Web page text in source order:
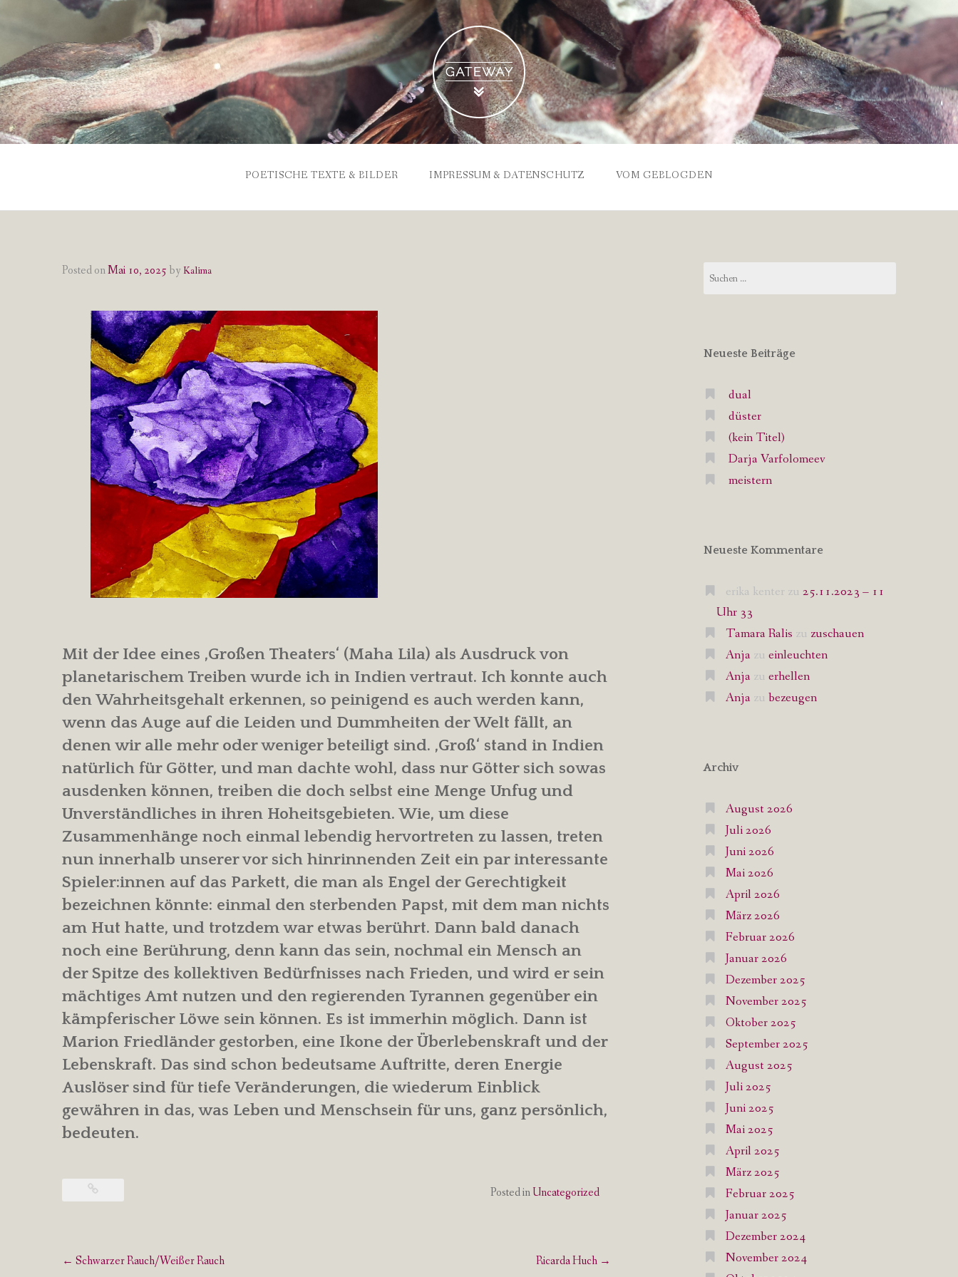
POETISCHE TEXTE & BILDER IMPRESSUM & DATENSCHUTZ VOM GEBLOGDEN
Posted onMai 10, 2025 by Kalima
Mit der Idee eines ‚Großen Theaters‘ (Maha Lila) als Ausdruck von
planetarischem Treiben wurde ich in Indien vertraut. Ich konnte auch
den Wahrheitsgehalt erkennen, so peinigend es auch werden kann,
wenn das Auge auf die Leiden und Dummheiten der Welt fällt, an
denen wir alle mehr oder weniger beteiligt sind. ‚Groß‘ stand in Indien
natürlich für Götter, und man dachte wohl, dass nur Götter sich sowas
ausdenken können, treiben die doch selbst eine Menge Unfug und
Unverständliches in ihren Hoheitsgebieten. Wie, um diese
Zusammenhänge noch einmal lebendig hervortreten zu lassen, treten
nun innerhalb unserer vor sich hinrinnenden Zeit ein par interessante
Spieler:innen auf das Parkett, die man als Engel der Gerechtigkeit
bezeichnen könnte: einmal den sterbenden Papst, mit dem man nichts
am Hut hatte, und trotzdem war etwas berührt. Dann bald danach
noch eine Berührung, denn kann das sein, nochmal ein Mensch an
der Spitze des kollektiven Bedürfnisses nach Frieden, und wird er sein
mächtiges Amt nutzen und den regierenden Tyrannen gegenüber ein
kämpferischer Löwe sein können. Es ist immerhin möglich. Dann ist
Marion Friedländer gestorben, eine Ikone der Überlebenskraft und der
Lebenskraft. Das sind schon bedeutsame Auftritte, deren Energie
Auslöser sind für tiefe Veränderungen, die wiederum Einblick
gewähren in das, was Leben und Menschsein für uns, ganz persönlich,
bedeuten.
Posted inUncategorized
Post
← Schwarzer Rauch/Weißer Rauch Ricarda Huch →
nach:
Neueste Beiträge
dual
düster
(kein Titel)
Darja Varfolomeev
meistern
Neueste Kommentare
erika kenter zu 25.11.2023 – 11
Uhr 33
Tamara Ralis zu zuschauen
Anja zu einleuchten
Anja zu erhellen
Anja zu bezeugen
Archiv
August 2026
Juli 2026
Juni 2026
Mai 2026
April 2026
März 2026
Februar 2026
Januar 2026
Dezember 2025
November 2025
Oktober 2025
September 2025
August 2025
Juli 2025
Juni 2025
Mai 2025
April 2025
März 2025
Februar 2025
Januar 2025
Dezember 2024
November 2024